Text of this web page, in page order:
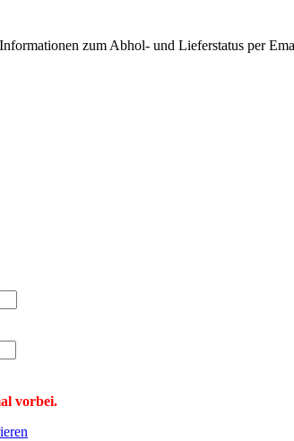
zum Abhol- und Lieferstatus per
vorbei.